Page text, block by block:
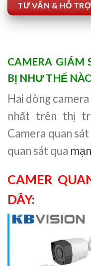
TƯ VẤN & HỖ
CAMERA GIÁM
BỊ NHƯ THẾ
Hai dòng
nhất trên thị
Camera quan
quan sát qua
CAMER
DÂY: